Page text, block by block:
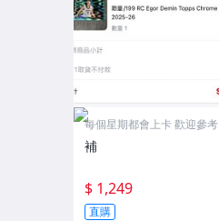
每個星期都會上卡 歡迎參考
補
$ 1,249
直購